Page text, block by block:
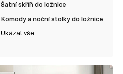
Šatní skříň do ložnice
Komody a noční stolky do ložnice
Ukázat vše